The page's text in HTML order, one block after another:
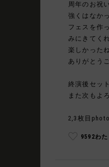
周年のお祝
強くはなか
フェスを作
みにきてく
楽しかった
ありがとう
終演後セッ
また次もよ
2,3枚目
9592わた